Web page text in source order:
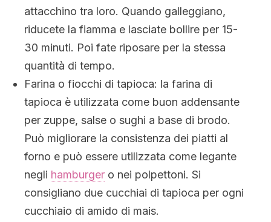
attacchino tra loro. Quando galleggiano,
riducete la fiamma e lasciate bollire per 15-
30 minuti. Poi fate riposare per la stessa
quantità di tempo.
Farina o fiocchi di tapioca: la farina di
tapioca è utilizzata come buon addensante
per zuppe, salse o sughi a base di brodo.
Può migliorare la consistenza dei piatti al
forno e può essere utilizzata come legante
negli hamburger o nei polpettoni. Si
consigliano due cucchiai di tapioca per ogni
cucchiaio di amido di mais.